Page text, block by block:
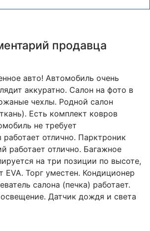
продавца
авто! Автомобиль очень
аккуратно. Салон на фото в
чехлы. Родной салон
Есть комплект ковров
не требует
отлично. Парктроник
работает отлично. Багажное
на три позиции по высоте,
EVA. Торг уместен. Кондиционер
салона (печка) работает.
Датчик дождя и света